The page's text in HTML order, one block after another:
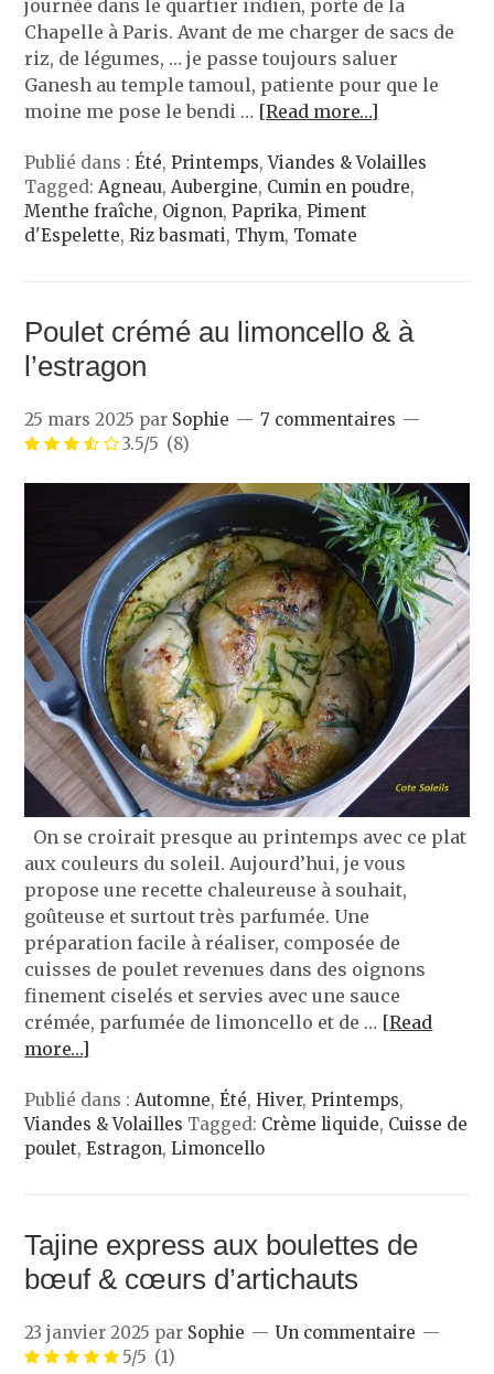
journée dans le quartier indien, porte de la
Chapelle à Paris. Avant de me charger de sacs de
riz, de légumes, … je passe toujours saluer
Ganesh au temple tamoul, patiente pour que le
moine me pose le bendi … [Read more…]
Publié dans :Été,Printemps,Viandes & Volailles
Tagged:Agneau,Aubergine, Cumin en poudre,
Menthe fraîche, Oignon,Paprika,Piment
d'Espelette,Riz basmati, Thym, Tomate
Poulet crémé au limoncello & à
l’estragon
25 mars 2025 par Sophie
7 commentaires
3.5/5 (8)
On se croirait presque au printemps avec ce plat
aux couleurs du soleil. Aujourd’hui, je vous
propose une recette chaleureuse à souhait,
goûteuse et surtout très parfumée. Une
préparation facile à réaliser, composée de
cuisses de poulet revenues dans des oignons
finement ciselés et servies avec une sauce
crémée, parfumée de limoncello et de … [Read
more…]
Publié dans :Automne,Été,Hiver,Printemps,
Viandes & Volailles Tagged: Crème liquide, Cuisse de
poulet,Estragon,Limoncello
Tajine express aux boulettes de
bœuf & cœurs d’artichauts
23 janvier 2025 par Sophie
Un commentaire
5/5 (1)